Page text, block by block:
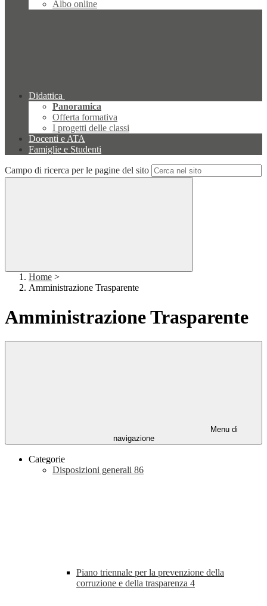
Albo online
Didattica
Panoramica
Offerta formativa
I progetti delle classi
Docenti e ATA
Famiglie e Studenti
Campo di ricerca per le pagine del sito
Home >
Amministrazione Trasparente
Amministrazione Trasparente
Menu di
navigazione
Categorie
Disposizioni generali 86
Piano triennale per la prevenzione della
corruzione e della trasparenza 4